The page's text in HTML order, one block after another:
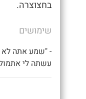
בחצוצרה.
שימושים
- "שמע אתה לא
עשתה לי